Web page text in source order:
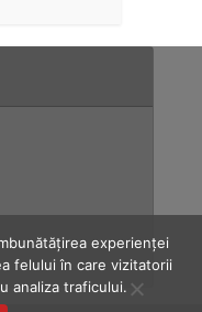
experienței
felului în care vizitatorii
analiza traficului.